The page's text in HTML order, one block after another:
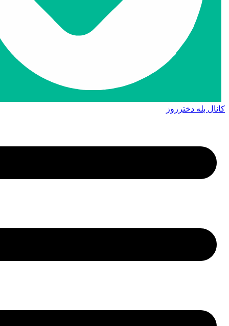
کانال بله دخترروز